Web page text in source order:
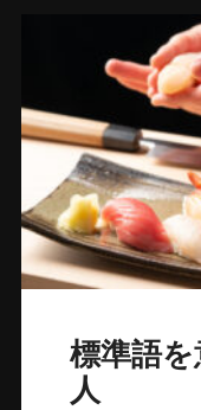
標準語
人